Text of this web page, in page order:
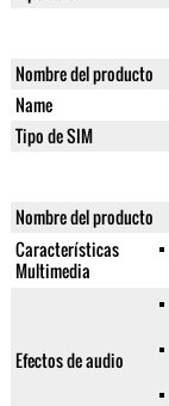
Nombre del producto
Name
Tipo de SIM
Nombre del producto
Características
Multimedia
Efectos de audio